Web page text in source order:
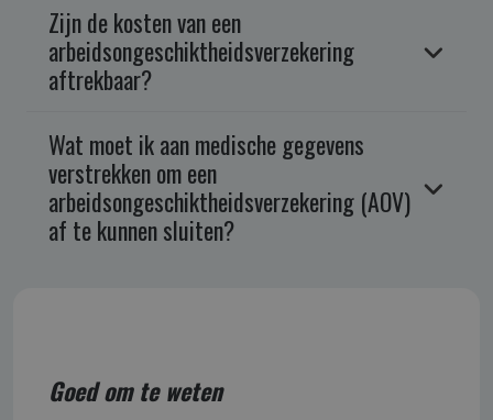
Zijn de kosten van een
arbeidsongeschiktheidsverzekering
aftrekbaar?
Wat moet ik aan medische gegevens
verstrekken om een
arbeidsongeschiktheidsverzekering (AOV)
af te kunnen sluiten?
Goed om te weten